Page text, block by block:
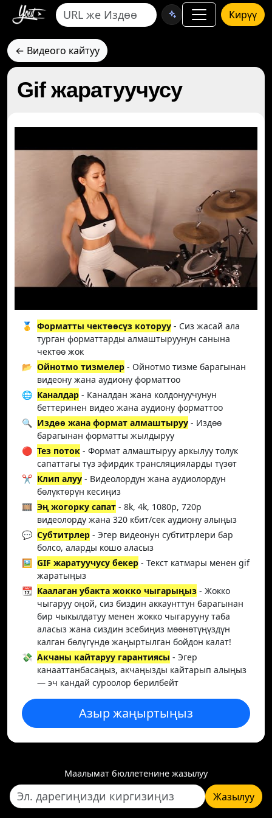
Кирүү
← Видеого кайтуу
Gif жаратуучусу
🥇 Форматты чектөөсүз которуу - Сиз жасай ала
турган форматтарды алмаштыруунун санына
чектөө жок
📂 Ойнотмо тизмелер - Ойнотмо тизме барагынан
видеону жана аудиону форматтоо
🌐 Каналдар - Каналдан жана колдонуучунун
беттеринен видео жана аудиону форматтоо
🔍 Издөө жана формат алмаштыруу - Издөө
барагынан форматты жылдыруу
🔴 Тез поток - Формат алмаштыруу аркылуу толук
сапаттагы түз эфирдик трансляцияларды түзөт
✂️ Клип алуу - Видеолордун жана аудиолордун
бөлүктөрүн кесиңиз
🎞️ Эң жогорку сапат - 8k, 4k, 1080p, 720p
видеолорду жана 320 кбит/сек аудиону алыңыз
💬 Субтитрлер - Эгер видеонун субтитрлери бар
болсо, аларды кошо аласыз
🖼️ GIF жаратуучусу бекер - Текст катмары менен gif
жаратыңыз
📆 Каалаган убакта жокко чыгарыңыз - Жокко
чыгаруу оңой, сиз биздин аккаунттун барагынан
бир чыкылдатуу менен жокко чыгарууну таба
аласыз жана сиздин эсебиңиз мөөнөтүңүздүн
калган бөлүгүндө жаңыртылган бойдон калат!
💸 Акчаны кайтаруу гарантиясы - Эгер
канааттанбасаңыз, акчаңызды кайтарып алыңыз
— эч кандай суроолор берилбейт
Азыр жаңыртыңыз
Маалымат бюллетенине жазылуу
Жазылуу